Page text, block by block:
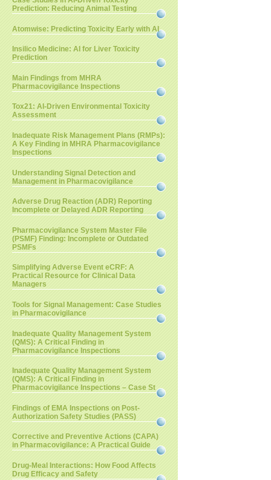
Prediction: Reducing Animal Testing
Atomwise: Predicting Toxicity Early with AI
Insilico Medicine: AI for Liver Toxicity
Prediction
Main Findings from MHRA
Pharmacovigilance Inspections
Tox21: AI-Driven Environmental Toxicity
Assessment
Inadequate Risk Management Plans (RMPs):
A Key Finding in MHRA Pharmacovigilance
Inspections
Understanding Signal Detection and
Management in Pharmacovigilance
Adverse Drug Reaction (ADR) Reporting
Incomplete or Delayed ADR Reporting
Pharmacovigilance System Master File
(PSMF) Finding: Incomplete or Outdated
PSMFs
Simplifying Adverse Event eCRF: A
Practical Resource for Clinical Data
Managers
Tools for Signal Management: Case Studies
in Pharmacovigilance
Inadequate Quality Management System
(QMS): A Critical Finding in
Pharmacovigilance Inspections
Inadequate Quality Management System
(QMS): A Critical Finding in
Pharmacovigilance Inspections – Case St
Findings of EMA Inspections on Post-
Authorization Safety Studies (PASS)
Corrective and Preventive Actions (CAPA)
in Pharmacovigilance: A Practical Guide
Drug-Meal Interactions: How Food Affects
Drug Efficacy and Safety